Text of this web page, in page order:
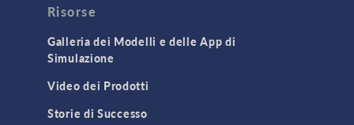
Risorse
Galleria dei Modelli e delle App di
Simulazione
Video dei Prodotti
Storie di Successo